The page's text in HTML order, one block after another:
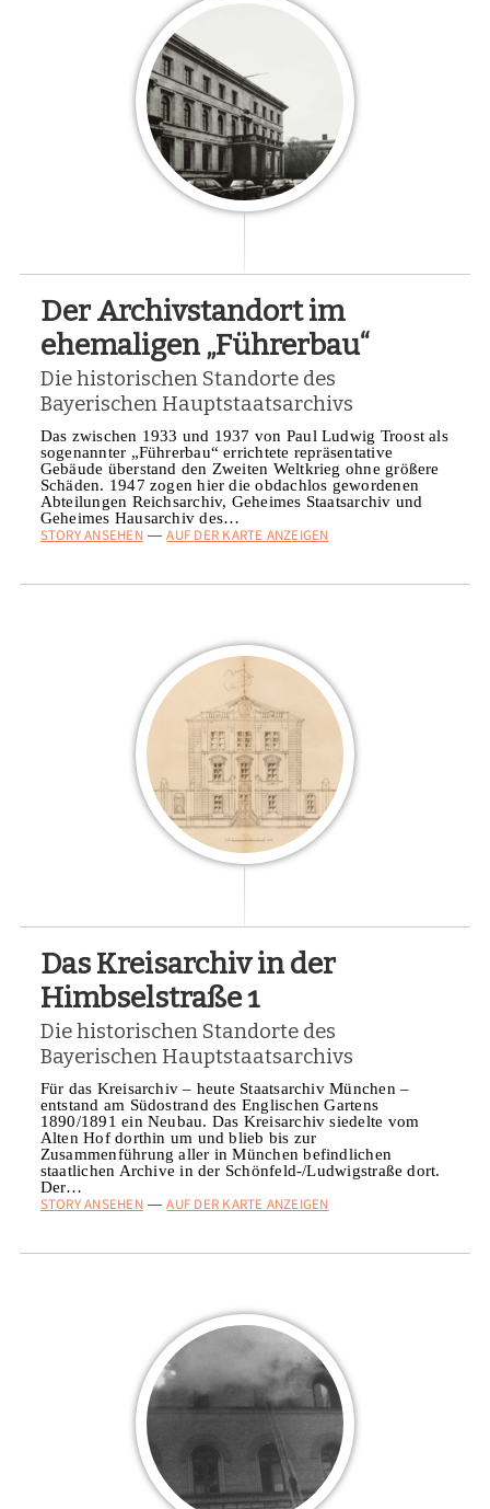
Der Archivstandort im
ehemaligen „Führerbau“
Die historischen Standorte des
Bayerischen Hauptstaatsarchivs
Das zwischen 1933 und 1937 von Paul Ludwig Troost als
sogenannter „Führerbau“ errichtete repräsentative
Gebäude überstand den Zweiten Weltkrieg ohne größere
Schäden. 1947 zogen hier die obdachlos gewordenen
Abteilungen Reichsarchiv, Geheimes Staatsarchiv und
Geheimes Hausarchiv des…
STORY ANSEHEN — AUF DER KARTE ANZEIGEN
Das Kreisarchiv in der
Himbselstraße 1
Die historischen Standorte des
Bayerischen Hauptstaatsarchivs
Für das Kreisarchiv – heute Staatsarchiv München –
entstand am Südostrand des Englischen Gartens
1890/1891 ein Neubau. Das Kreisarchiv siedelte vom
Alten Hof dorthin um und blieb bis zur
Zusammenführung aller in München befindlichen
staatlichen Archive in der Schönfeld-/Ludwigstraße dort.
Der…
STORY ANSEHEN — AUF DER KARTE ANZEIGEN